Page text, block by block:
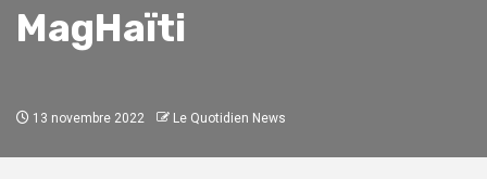
MagHaïti
13 novembre 2022 Le Quotidien News